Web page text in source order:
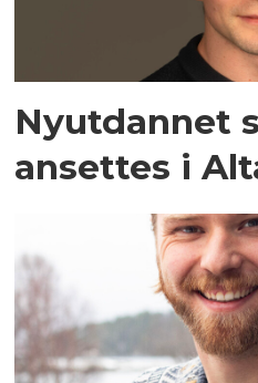
Nyutdannet
ansettes i